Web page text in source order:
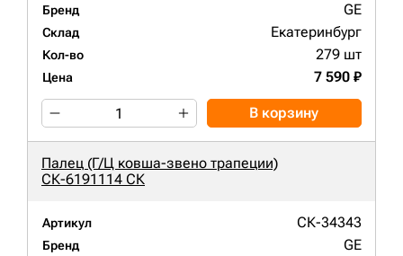
Бренд GE
Склад Екатеринбург
Кол-во 279 шт
Цена 7 590 ₽
В корзину
Палец (Г/Ц ковша-звено трапеции)
СК-6191114 СК
Артикул СК-34343
Бренд GE